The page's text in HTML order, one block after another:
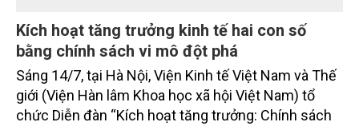
Kích hoạt tăng trưởng kinh tế hai con số
bằng chính sách vi mô đột phá
Sáng 14/7, tại Hà Nội, Viện Kinh tế Việt Nam và Thế
giới (Viện Hàn lâm Khoa học xã hội Việt Nam) tổ
chức Diễn đàn “Kích hoạt tăng trưởng: Chính sách